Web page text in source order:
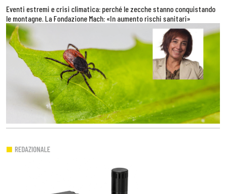
Eventi estremi e crisi climatica: perché le zecche stanno conquistando
le montagne. La Fondazione Mach: «In aumento rischi sanitari»